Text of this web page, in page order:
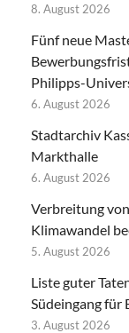
8. August 2026
Fünf neue
Philipps-
6. August 2026
Stadtarchiv
Markthalle
6. August 2026
Verbreitung
Klimawandel
5. August 2026
Liste guter
Südeingang für
3. August 2026